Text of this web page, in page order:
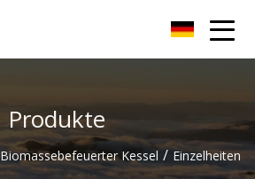
Produkte
Biomassebefeuerter Kessel / Einzelheiten